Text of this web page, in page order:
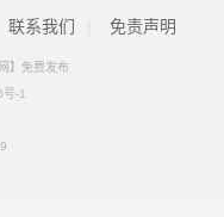
联系我们 免责声明
】免费发布
-1